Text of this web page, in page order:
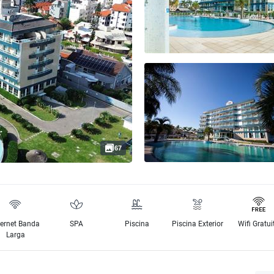
67
Banda
Larga
SPA Piscina Piscina Exterior Wifi